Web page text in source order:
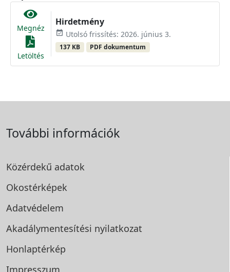
Megnéz
Letöltés
Hirdetmény
event_available Utolsó frissítés: 2026. június 3.
137 KB PDF dokumentum
További információk
Közérdekű adatok
Okostérképek
Adatvédelem
Akadálymentesítési nyilatkozat
Honlaptérkép
Impresszum